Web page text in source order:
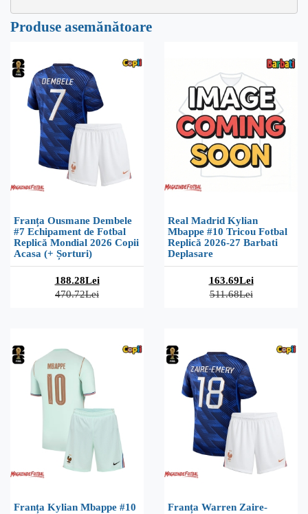
Produse asemănătoare
Franța Ousmane Dembele
#7 Echipament de Fotbal
Replică Mondial 2026 Copii
Acasa (+ Șorturi)
188.28Lei
470.72Lei
Real Madrid Kylian
Mbappe #10 Tricou Fotbal
Replică 2026-27 Barbati
Deplasare
163.69Lei
511.68Lei
Franța Kylian Mbappe #10
Franța Warren Zaire-